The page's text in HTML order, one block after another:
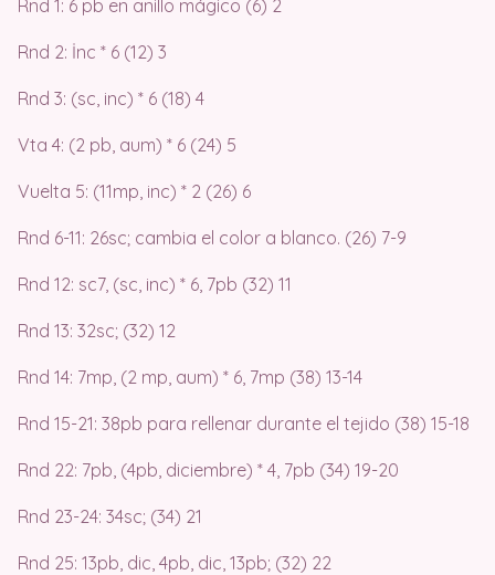
Rnd 1: 6 pb en anillo mágico (6) 2
Rnd 2: İnc * 6 (12) 3
Rnd 3: (sc, inc) * 6 (18) 4
Vta 4: (2 pb, aum) * 6 (24) 5
Vuelta 5: (11mp, inc) * 2 (26) 6
Rnd 6-11: 26sc; cambia el color a blanco. (26) 7-9
Rnd 12: sc7, (sc, inc) * 6, 7pb (32) 11
Rnd 13: 32sc; (32) 12
Rnd 14: 7mp, (2 mp, aum) * 6, 7mp (38) 13-14
Rnd 15-21: 38pb para rellenar durante el tejido (38) 15-18
Rnd 22: 7pb, (4pb, diciembre) * 4, 7pb (34) 19-20
Rnd 23-24: 34sc; (34) 21
Rnd 25: 13pb, dic, 4pb, dic, 13pb; (32) 22